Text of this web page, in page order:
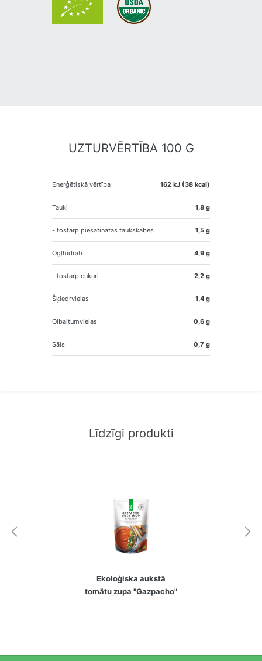
UZTURVĒRTĪBA 100 G
Enerģētiskā vērtība 162 kJ (38 kcal)
Tauki 1,8 g
- tostarp piesātinātas taukskābes 1,5 g
Ogļhidrāti 4,9 g
- tostarp cukuri 2,2 g
Šķiedrvielas 1,4 g
Olbaltumvielas 0,6 g
Sāls 0,7 g
Līdzīgi produkti
Ekoloģiska aukstā
tomātu zupa "Gazpacho"